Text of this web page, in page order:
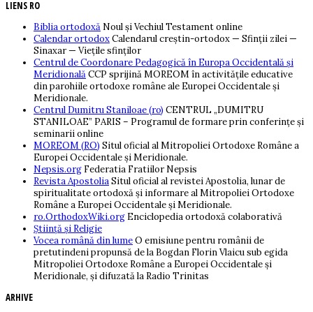
LIENS RO
Biblia ortodoxă Noul și Vechiul Testament online
Calendar ortodoxCalendarul creștin-ortodox — Sfinții zilei —
Sinaxar — Viețile sfinților
Centrul de Coordonare Pedagogică în Europa Occidentală şi
MeridionalăCCP sprijină MOREOM în activităţile educative
din parohiile ortodoxe române ale Europei Occidentale şi
Meridionale.
Centrul Dumitru Staniloae (ro) CENTRUL „DUMITRU
STANILOAE” PARIS – Programul de formare prin conferințe și
seminarii online
MOREOM (RO) Situl oficial al Mitropoliei Ortodoxe Române a
Europei Occidentale și Meridionale.
Nepsis.org Federatia Fratiilor Nepsis
Revista ApostoliaSitul oficial al revistei Apostolia, lunar de
spiritualitate ortodoxă și informare al Mitropoliei Ortodoxe
Române a Europei Occidentale și Meridionale.
ro.OrthodoxWiki.org Enciclopedia ortodoxă colaborativă
Știință și Religie
Vocea română din lumeO emisiune pentru românii de
pretutindeni propunsă de la Bogdan Florin Vlaicu sub egida
Mitropoliei Ortodoxe Române a Europei Occidentale și
Meridionale, și difuzată la Radio Trinitas
ARHIVE